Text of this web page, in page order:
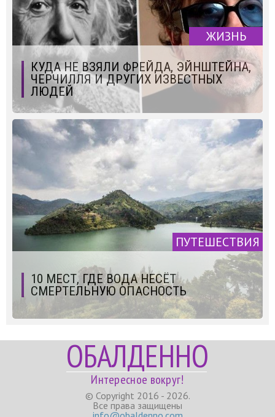
ЖИЗНЬ
КУДА НЕ ВЗЯЛИ ФРЕЙДА, ЭЙНШТЕЙНА,
ЧЕРЧИЛЛЯ И ДРУГИХ ИЗВЕСТНЫХ
ЛЮДЕЙ
ПУТЕШЕСТВИЯ
10 МЕСТ, ГДЕ ВОДА НЕСЁТ
СМЕРТЕЛЬНУЮ ОПАСНОСТЬ
ОБАЛДЕННО
Интересное вокруг!
© Copyright 2016 - 2026.
Все права защищены